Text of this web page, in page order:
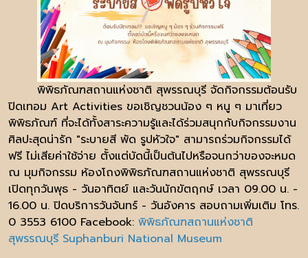
พิพิธภัณฑสถานแห่งชาติ สุพรรณบุรี จัดกิจกรรมต้อนรับ
ปิดเทอม Art Activities ขอเชิญชวนน้อง ๆ หนู ๆ มาเที่ยว
พิพิธภัณฑ์ ที่จะได้ทั้งสาระความรู้และได้ร่วมสนุกกับกิจกรรมงาน
ศิลปะสุดน่ารัก "ระบายสี พัด รูปหัวใจ" สามารถร่วมกิจกรรมได้
ฟรี ไม่เสียค่าใช้จ่าย ตั้งแต่บัดนี้เป็นต้นไปหรือจนกว่าของจะหมด
ณ มุมกิจกรรม ห้องโถงพิพิธภัณฑสถานแห่งชาติ สุพรรณบุรี
เปิดทุกวันพุธ - วันอาทิตย์ และวันนักขัตฤกษ์ เวลา 09.00 น. -
16.00 น. ปิดบริการวันจันทร์ - วันอังคาร สอบถามเพิ่มเติม โทร.
0 3553 6100 Facebook: พิพิธภัณฑสถานแห่งชาติ
สุพรรณบุรี Suphanburi National Museum